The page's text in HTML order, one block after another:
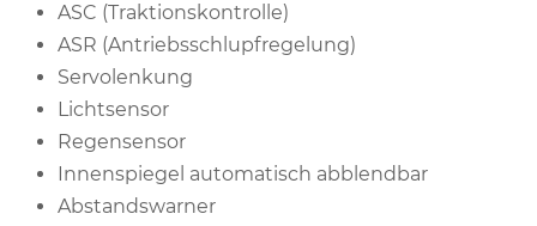
ASC (Traktionskontrolle)
ASR (Antriebsschlupfregelung)
Servolenkung
Lichtsensor
Regensensor
Innenspiegel automatisch abblendbar
Abstandswarner